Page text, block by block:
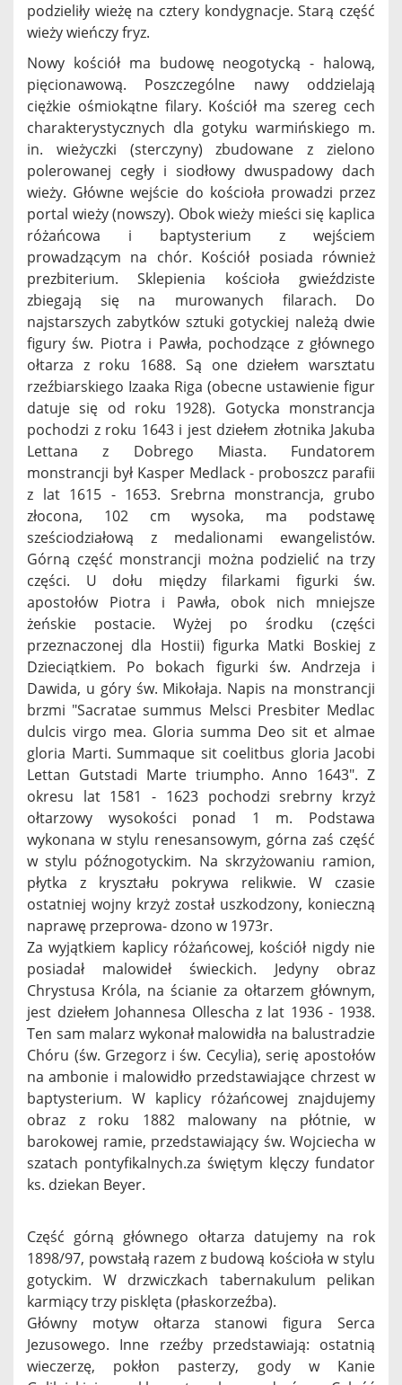
podzieliły wieżę na cztery kondygnacje. Starą część
wieży wieńczy fryz.
Nowy kościół ma budowę neogotycką - halową,
pięcionawową. Poszczególne nawy oddzielają
ciężkie ośmiokątne filary. Kościół ma szereg cech
charakterystycznych dla gotyku warmińskiego m.
in. wieżyczki (sterczyny) zbudowane z zielono
polerowanej cegły i siodłowy dwuspadowy dach
wieży. Główne wejście do kościoła prowadzi przez
portal wieży (nowszy). Obok wieży mieści się kaplica
różańcowa i baptysterium z wejściem
prowadzącym na chór. Kościół posiada również
prezbiterium. Sklepienia kościoła gwieździste
zbiegają się na murowanych filarach. Do
najstarszych zabytków sztuki gotyckiej należą dwie
figury św. Piotra i Pawła, pochodzące z głównego
ołtarza z roku 1688. Są one dziełem warsztatu
rzeźbiarskiego Izaaka Riga (obecne ustawienie figur
datuje się od roku 1928). Gotycka monstrancja
pochodzi z roku 1643 i jest dziełem złotnika Jakuba
Lettana z Dobrego Miasta. Fundatorem
monstrancji był Kasper Medlack - proboszcz parafii
z lat 1615 - 1653. Srebrna monstrancja, grubo
złocona, 102 cm wysoka, ma podstawę
sześciodziałową z medalionami ewangelistów.
Górną część monstrancji można podzielić na trzy
części. U dołu między filarkami figurki św.
apostołów Piotra i Pawła, obok nich mniejsze
żeńskie postacie. Wyżej po środku (części
przeznaczonej dla Hostii) figurka Matki Boskiej z
Dzieciątkiem. Po bokach figurki św. Andrzeja i
Dawida, u góry św. Mikołaja. Napis na monstrancji
brzmi "Sacratae summus Melsci Presbiter Medlac
dulcis virgo mea. Gloria summa Deo sit et almae
gloria Marti. Summaque sit coelitbus gloria Jacobi
Lettan Gutstadi Marte triumpho. Anno 1643". Z
okresu lat 1581 - 1623 pochodzi srebrny krzyż
ołtarzowy wysokości ponad 1 m. Podstawa
wykonana w stylu renesansowym, górna zaś część
w stylu późnogotyckim. Na skrzyżowaniu ramion,
płytka z kryształu pokrywa relikwie. W czasie
ostatniej wojny krzyż został uszkodzony, konieczną
naprawę przeprowa- dzono w 1973r.
Za wyjątkiem kaplicy różańcowej, kościół nigdy nie
posiadał malowideł świeckich. Jedyny obraz
Chrystusa Króla, na ścianie za ołtarzem głównym,
jest dziełem Johannesa Ollescha z lat 1936 - 1938.
Ten sam malarz wykonał malowidła na balustradzie
Chóru (św. Grzegorz i św. Cecylia), serię apostołów
na ambonie i malowidło przedstawiające chrzest w
baptysterium. W kaplicy różańcowej znajdujemy
obraz z roku 1882 malowany na płótnie, w
barokowej ramie, przedstawiający św. Wojciecha w
szatach pontyfikalnych.za świętym klęczy fundator
ks. dziekan Beyer.
Część górną głównego ołtarza datujemy na rok
1898/97, powstałą razem z budową kościoła w stylu
gotyckim. W drzwiczkach tabernakulum pelikan
karmiący trzy pisklęta (płaskorzeźba).
Główny motyw ołtarza stanowi figura Serca
Jezusowego. Inne rzeźby przedstawiają: ostatnią
wieczerzę, pokłon pasterzy, gody w Kanie